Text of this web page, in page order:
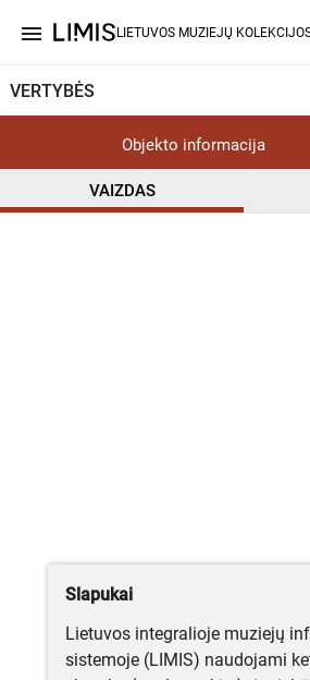
menu LIETUVOS MUZIEJŲ
VERTYBĖS
Objekto informacija
VAIZDAS
Slapukai
Lietuvos integralioje muziejų
sistemoje (LIMIS) naudojami